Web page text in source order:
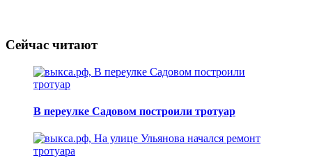
Сейчас читают
В переулке Садовом построили тротуар